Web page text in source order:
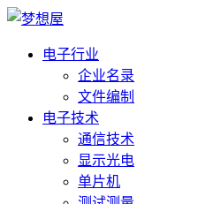
电子行业
企业名录
文件编制
电子技术
通信技术
显示光电
单片机